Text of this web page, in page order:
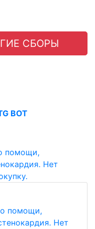
СБОРЫ
BOT
о помощи,
Нет